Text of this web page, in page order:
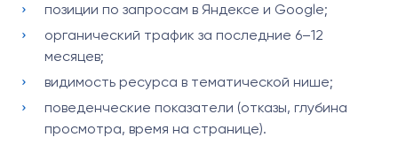
позиции по запросам в Яндексе и Google;
органический трафик за последние 6–12
месяцев;
видимость ресурса в тематической нише;
поведенческие показатели (отказы, глубина
просмотра, время на странице).